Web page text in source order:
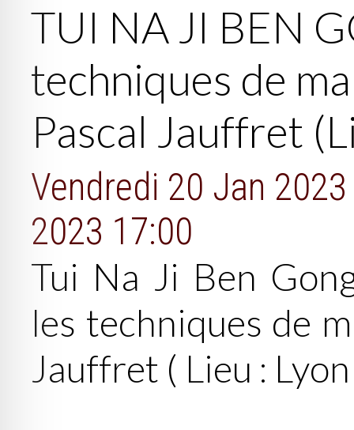
TUI NA JI BEN
techniques de
Pascal Jauffret
Vendredi 20 Jan
2023 17:00
Tui Na Ji Ben
les techniques de
Jauffret ( Lieu :